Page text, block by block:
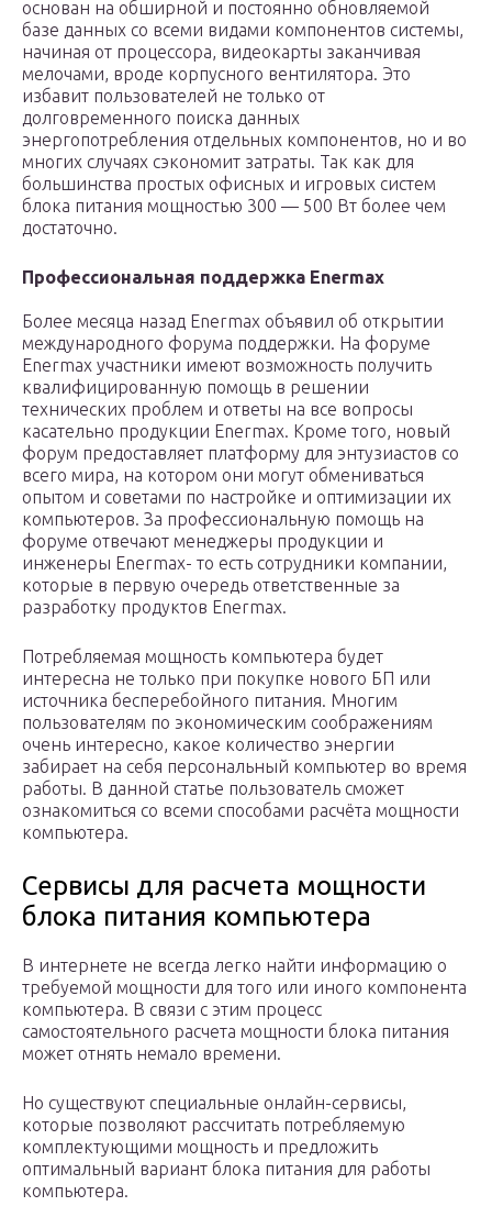
основан на обширной и постоянно обновляемой
базе данных со всеми видами компонентов системы,
начиная от процессора, видеокарты заканчивая
мелочами, вроде корпусного вентилятора. Это
избавит пользователей не только от
долговременного поиска данных
энергопотребления отдельных компонентов, но и во
многих случаях сэкономит затраты. Так как для
большинства простых офисных и игровых систем
блока питания мощностью 300 — 500 Вт более чем
достаточно.
Профессиональная поддержка Enermax
Более месяца назад Enermax объявил об открытии
международного форума поддержки. На форуме
Enermax участники имеют возможность получить
квалифицированную помощь в решении
технических проблем и ответы на все вопросы
касательно продукции Enermax. Кроме того, новый
форум предоставляет платформу для энтузиастов со
всего мира, на котором они могут обмениваться
опытом и советами по настройке и оптимизации их
компьютеров. За профессиональную помощь на
форуме отвечают менеджеры продукции и
инженеры Enermax- то есть сотрудники компании,
которые в первую очередь ответственные за
разработку продуктов Enermax.
Потребляемая мощность компьютера будет
интересна не только при покупке нового БП или
источника бесперебойного питания. Многим
пользователям по экономическим соображениям
очень интересно, какое количество энергии
забирает на себя персональный компьютер во время
работы. В данной статье пользователь сможет
ознакомиться со всеми способами расчёта мощности
компьютера.
Сервисы для расчета мощности
блока питания компьютера
В интернете не всегда легко найти информацию о
требуемой мощности для того или иного компонента
компьютера. В связи с этим процесс
самостоятельного расчета мощности блока питания
может отнять немало времени.
Но существуют специальные онлайн-сервисы,
которые позволяют рассчитать потребляемую
комплектующими мощность и предложить
оптимальный вариант блока питания для работы
компьютера.